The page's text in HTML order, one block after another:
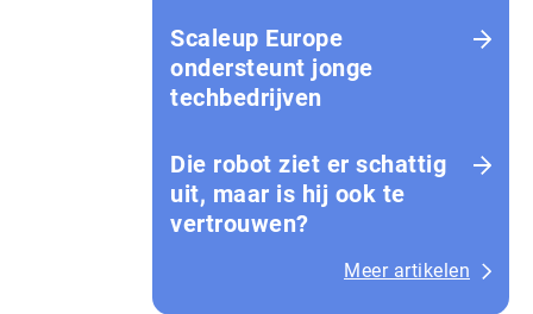
Scaleup Europe
ondersteunt jonge
techbedrijven
Die robot ziet er schattig
uit, maar is hij ook te
vertrouwen?
Meer artikelen